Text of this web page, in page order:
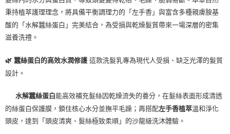
秉持植萃護理理念， 將具備平衡調理力的「左手香」與富含多種親膚胺基
酸的「水解蠶絲蛋白」完美結合， 為受損與乾燥髮質帶來一場深層的密集
滋養洗禮。
🌿 蠶絲蛋白的高效水潤修護 這款洗髮乳專為現代人受損、 缺乏光澤的髮質
設計。
水解蠶絲蛋白能高效補充髮絲因乾燥流失的養分， 在髮絲表面形成清透
的絲蛋白保護膜， 鎖住核心水分並撫平毛躁；再搭配左手香植萃溫和淨化
頭皮， 達到「頭皮清爽、 髮絲極致柔順」的沙龍級洗沐體驗。